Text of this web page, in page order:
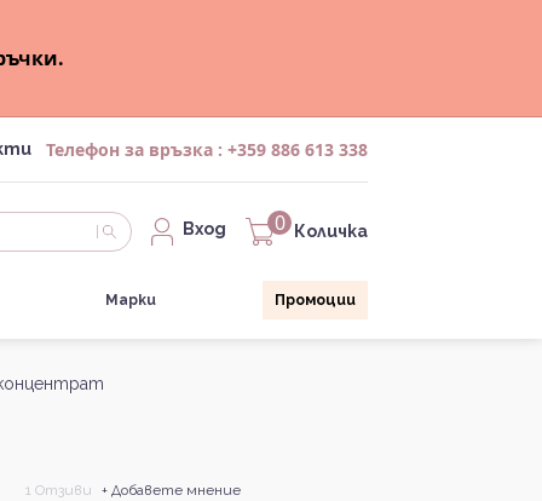
Телефон за връзка : +359 886 613 338
Вход 0 Количка
Марки Промоции
1 Отзиви + Добавете мнение